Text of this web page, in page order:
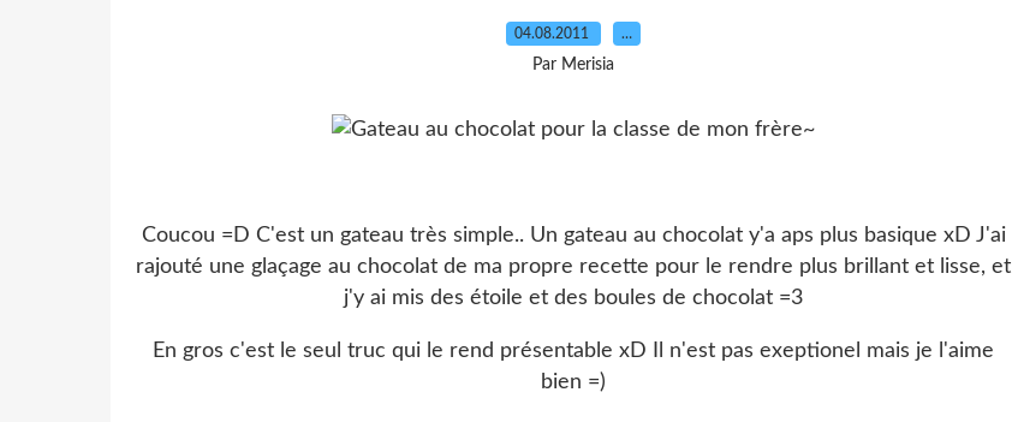
04.08.2011 …
Par Merisia
Coucou =D C'est un gateau très simple.. Un gateau au chocolat y'a aps plus basique xD J'ai
rajouté une glaçage au chocolat de ma propre recette pour le rendre plus brillant et lisse, et
j'y ai mis des étoile et des boules de chocolat =3
En gros c'est le seul truc qui le rend présentable xD Il n'est pas exeptionel mais je l'aime
bien =)